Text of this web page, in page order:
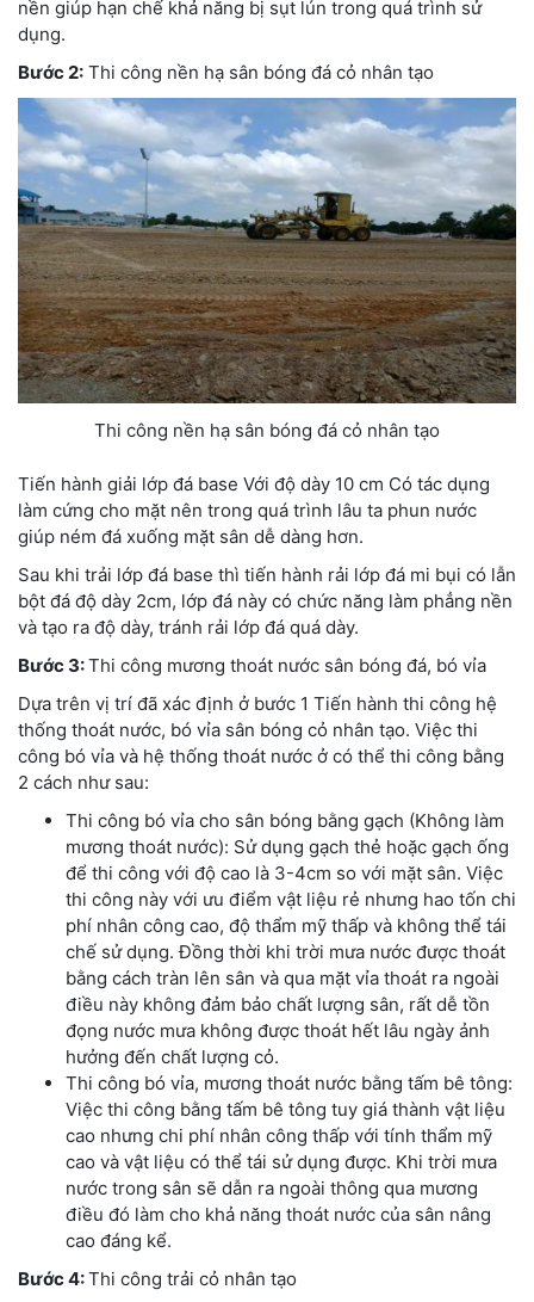
nền giúp hạn chế khả năng bị sụt lún trong quá trình sử
dụng.
Bước 2: Thi công nền hạ sân bóng đá cỏ nhân tạo
Thi công nền hạ sân bóng đá cỏ nhân tạo
Tiến hành giải lớp đá base Với độ dày 10 cm Có tác dụng
làm cứng cho mặt nên trong quá trình lâu ta phun nước
giúp ném đá xuống mặt sân dễ dàng hơn.
Sau khi trải lớp đá base thì tiến hành rải lớp đá mi bụi có lẫn
bột đá độ dày 2cm, lớp đá này có chức năng làm phẳng nền
và tạo ra độ dày, tránh rải lớp đá quá dày.
Bước 3:Thi công mương thoát nước sân bóng đá, bó vỉa
Dựa trên vị trí đã xác định ở bước 1 Tiến hành thi công hệ
thống thoát nước, bó vỉa sân bóng cỏ nhân tạo. Việc thi
công bó vỉa và hệ thống thoát nước ở có thể thi công bằng
2 cách như sau:
Thi công bó vỉa cho sân bóng bằng gạch (Không làm
mương thoát nước): Sử dụng gạch thẻ hoặc gạch ống
để thi công với độ cao là 3-4cm so với mặt sân. Việc
thi công này với ưu điểm vật liệu rẻ nhưng hao tốn chi
phí nhân công cao, độ thẩm mỹ thấp và không thể tái
chế sử dụng. Đồng thời khi trời mưa nước được thoát
bằng cách tràn lên sân và qua mặt vỉa thoát ra ngoài
điều này không đảm bảo chất lượng sân, rất dễ tồn
đọng nước mưa không được thoát hết lâu ngày ảnh
hưởng đến chất lượng cỏ.
Thi công bó vỉa, mương thoát nước bằng tấm bê tông:
Việc thi công bằng tấm bê tông tuy giá thành vật liệu
cao nhưng chi phí nhân công thấp với tính thẩm mỹ
cao và vật liệu có thể tái sử dụng được. Khi trời mưa
nước trong sân sẽ dẫn ra ngoài thông qua mương
điều đó làm cho khả năng thoát nước của sân nâng
cao đáng kể.
Bước 4:Thi công trải cỏ nhân tạo